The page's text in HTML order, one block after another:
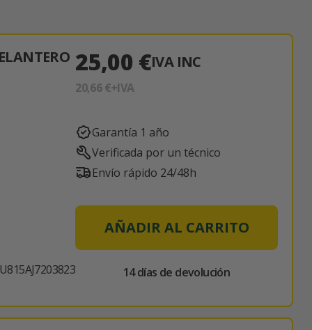
25,00 €IVA INC
20,66 €+IVA
Garantía 1 año
Verificada por un técnico
Envío rápido 24/48h
AÑADIR AL CARRITO
14 días de devolución